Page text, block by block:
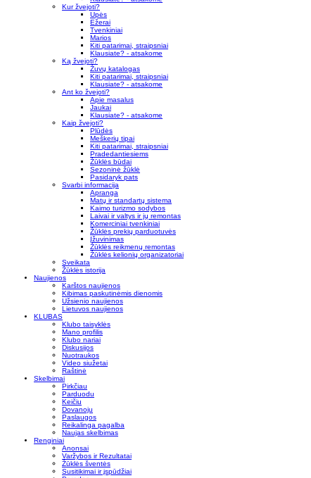
Kur žvejoti?
Upės
Ežerai
Tvenkiniai
Marios
Kiti patarimai, straipsniai
Klausiate? - atsakome
Ką žvejoti?
Žuvų katalogas
Kiti patarimai, straipsniai
Klausiate? - atsakome
Ant ko žvejoti?
Apie masalus
Jaukai
Klausiate? - atsakome
Kaip žvejoti?
Plūdės
Meškerių tipai
Kiti patarimai, straipsniai
Pradedantiesiems
Žūklės būdai
Sezoninė žūklė
Pasidaryk pats
Svarbi informacija
Apranga
Matų ir standartų sistema
Kaimo turizmo sodybos
Laivai ir valtys ir jų remontas
Komerciniai tvenkiniai
Žūklės prekių parduotuvės
Įžuvinimas
Žūklės reikmenų remontas
Žūklės kelionių organizatoriai
Sveikata
Žūklės istorija
Naujienos
Karštos naujienos
Kibimas paskutinėmis dienomis
Užsienio naujienos
Lietuvos naujienos
KLUBAS
Klubo taisyklės
Mano profilis
Klubo nariai
Diskusijos
Nuotraukos
Video siužetai
Raštinė
Skelbimai
Pirkčiau
Parduodu
Keičiu
Dovanoju
Paslaugos
Reikalinga pagalba
Naujas skelbimas
Renginiai
Anonsai
Varžybos ir Rezultatai
Žūklės šventės
Susitikimai ir įspūdžiai